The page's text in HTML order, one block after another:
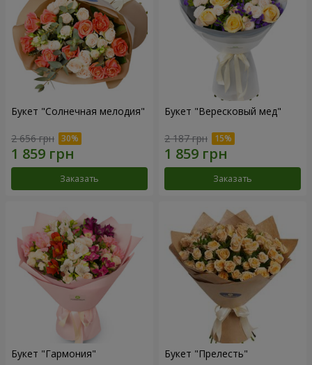
Букет "Солнечная мелодия"
2 656 грн
Заказать
Букет "Вересковый мед"
2 187 грн
Заказать
Букет "Гармония" Букет "Прелесть"